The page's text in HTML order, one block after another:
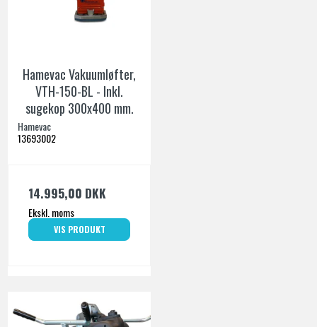
Hamevac Vakuumløfter,
VTH-150-BL - Inkl.
sugekop 300x400 mm.
Hamevac
13693002
14.995,00 DKK
Ekskl. moms
VIS PRODUKT